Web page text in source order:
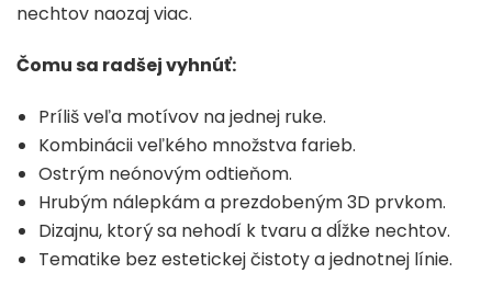
nechtov naozaj viac.
Čomu sa radšej vyhnúť:
Príliš veľa motívov na jednej ruke.
Kombinácii veľkého množstva farieb.
Ostrým neónovým odtieňom.
Hrubým nálepkám a prezdobeným 3D prvkom.
Dizajnu, ktorý sa nehodí k tvaru a dĺžke nechtov.
Tematike bez estetickej čistoty a jednotnej línie.